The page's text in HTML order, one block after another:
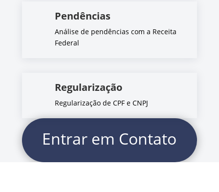
Pendências
Análise de pendências com a Receita
Federal
Regularização
Regularização de CPF e CNPJ
Entrar em Contato